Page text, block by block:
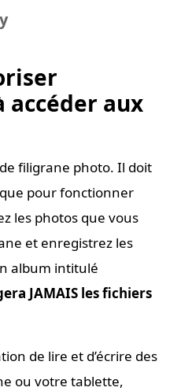
aux
filigrane photo. Il doit
pour fonctionner
les photos que vous
et enregistrez les
album intitulé
JAMAIS les fichiers
de lire et d’écrire des
ou votre tablette,